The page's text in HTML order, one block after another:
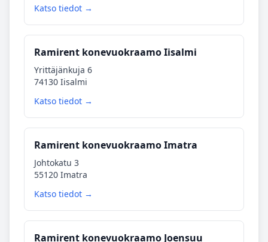
Katso tiedot →
Ramirent konevuokraamo Iisalmi
Yrittäjänkuja 6
74130 Iisalmi
Katso tiedot →
Ramirent konevuokraamo Imatra
Johtokatu 3
55120 Imatra
Katso tiedot →
Ramirent konevuokraamo Joensuu